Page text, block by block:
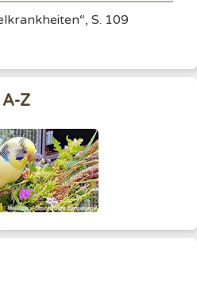
S. 109
Z